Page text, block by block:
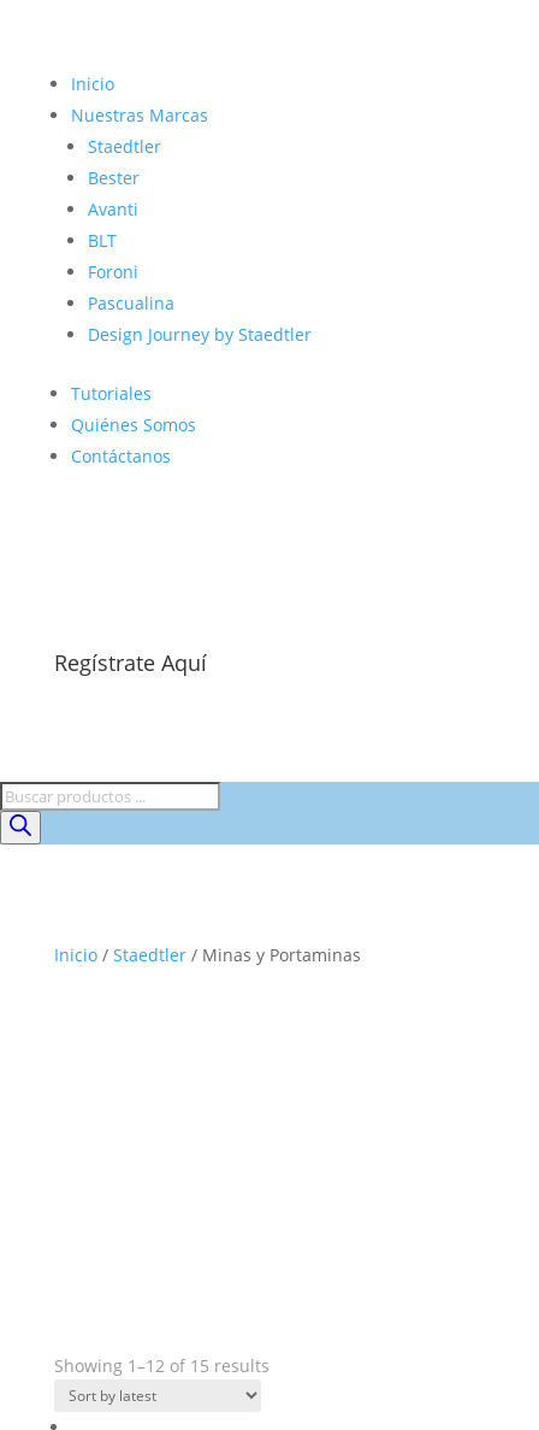
Inicio
Nuestras Marcas
Staedtler
Bester
Avanti
BLT
Foroni
Pascualina
Design Journey by Staedtler
Tutoriales
Quiénes Somos
Contáctanos
Regístrate Aquí
Búsqueda
de
productos
Inicio/ Staedtler/ Minas y Portaminas
Showing 1–12 of 15 results